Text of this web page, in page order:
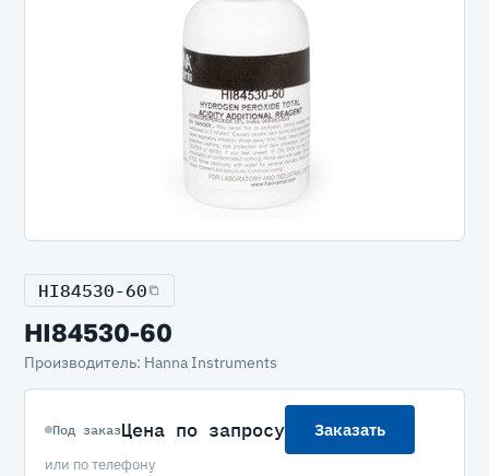
HI84530-60
HI84530-60
Производитель: Hanna Instruments
Под заказЦена по запросу Заказать
или по телефону